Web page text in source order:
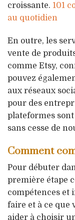
croissante. 101
au quotidien
En outre, les
vente de
comme Etsy,
pouvez
aux réseaux
pour des
plateformes
sans cesse de
Comment
Pour débuter
première étape
compétences et
faire et à ce que
aider à choisir